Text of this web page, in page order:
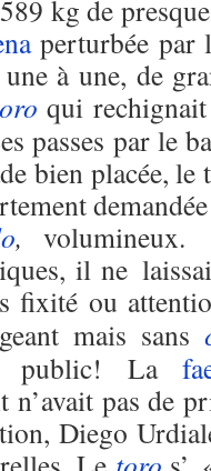
kg de
perturbée par
une à une, de
qui
passes par le
bien placée, le
,
il ne
fixité ou
mais sans
public! La
n’avait pas de
Diego